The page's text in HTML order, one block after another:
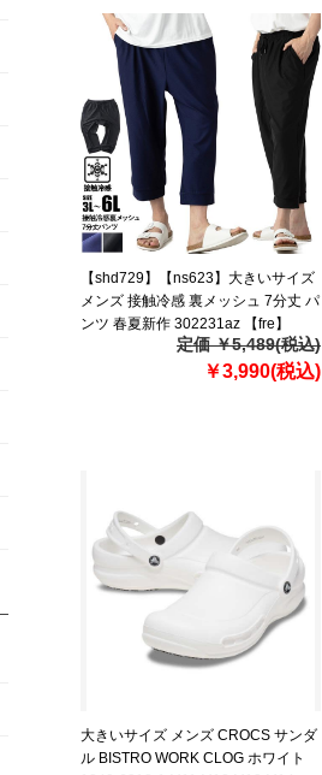
【shd729】【ns623】大きいサイズ
メンズ 接触冷感 裏メッシュ 7分丈 パ
ンツ 春夏新作 302231az 【fre】
定価 ￥5,489(税込)
￥3,990(税込)
大きいサイズ メンズ CROCS サンダ
ル BISTRO WORK CLOG ホワイト